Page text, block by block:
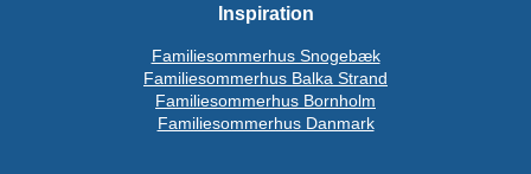
Inspiration
Familiesommerhus Snogebæk
Familiesommerhus Balka Strand
Familiesommerhus Bornholm
Familiesommerhus Danmark